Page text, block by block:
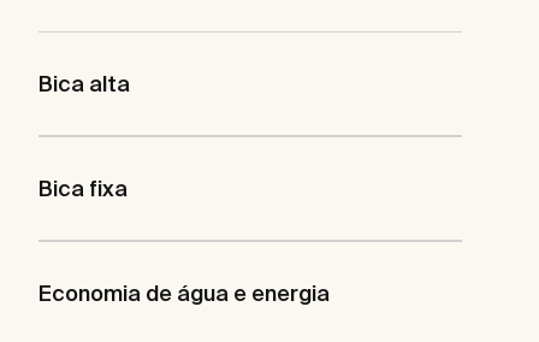
Bica alta
Bica fixa
Economia de água e energia